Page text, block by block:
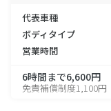
代表車種
ボディタイプ
営業時間
6時間まで6,600円
免責補償制度1,100円